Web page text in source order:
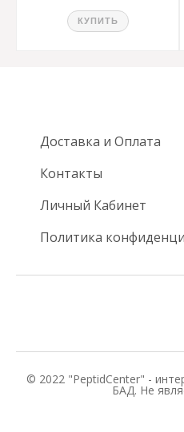
КУПИТЬ
Доставка и Оплата
Контакты
Личный Кабинет
Политика
© 2022 "PeptidCenter" -
БАД. Не